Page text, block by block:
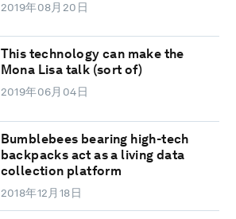
2019年08月20日
This technology can make the
Mona Lisa talk (sort of)
2019年06月04日
Bumblebees bearing high-tech
backpacks act as a living data
collection platform
2018年12月18日